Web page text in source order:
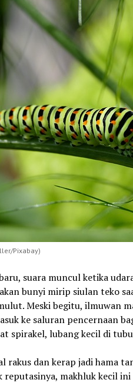
Pixabay)
suara muncul ketika
bunyi mirip siulan teko
Meski begitu, ilmuwan
ke saluran pencernaan
spirakel, lubang kecil di
rakus dan kerap jadi hama
reputasinya, makhluk kecil